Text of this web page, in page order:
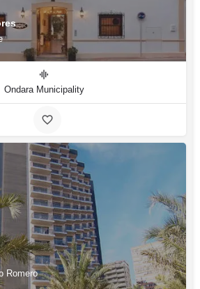
Ondara Municipality
Romero